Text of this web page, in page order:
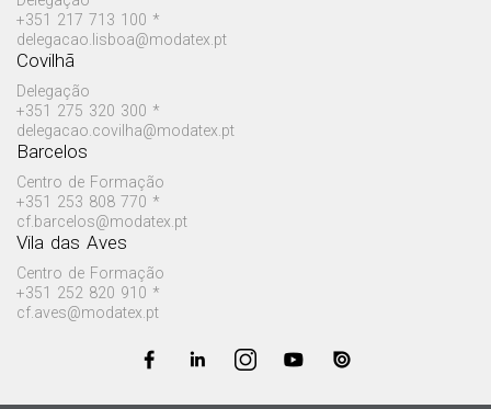
+351 217 713 100 *
delegacao.lisboa@modatex.pt
Covilhã
Delegação
+351 275 320 300 *
delegacao.covilha@modatex.pt
Barcelos
Centro de Formação
+351 253 808 770 *
cf.barcelos@modatex.pt
Vila das Aves
Centro de Formação
+351 252 820 910 *
cf.aves@modatex.pt